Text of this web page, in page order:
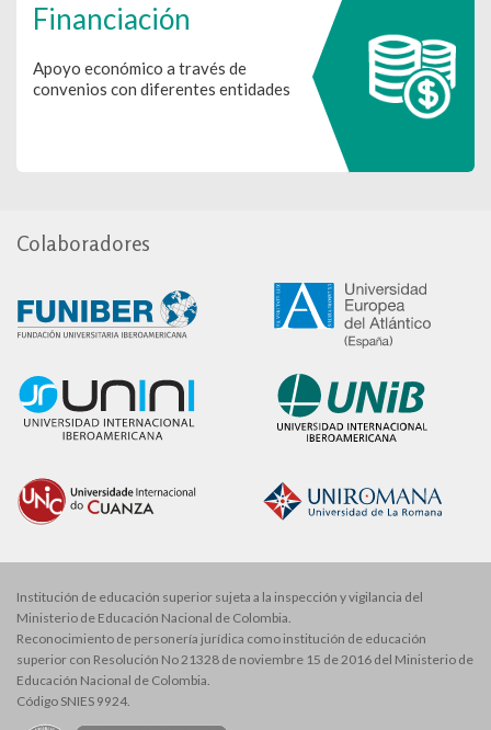
Financiación
Apoyo económico a través de
convenios con diferentes entidades
Colaboradores
Institución de educación superior sujeta a la inspección y vigilancia del
Ministerio de Educación Nacional de Colombia.
Reconocimiento de personería jurídica como institución de educación
superior con Resolución No 21328 de noviembre 15 de 2016 del Ministerio de
Educación Nacional de Colombia.
Código SNIES 9924.